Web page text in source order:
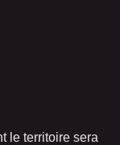
le territoire sera